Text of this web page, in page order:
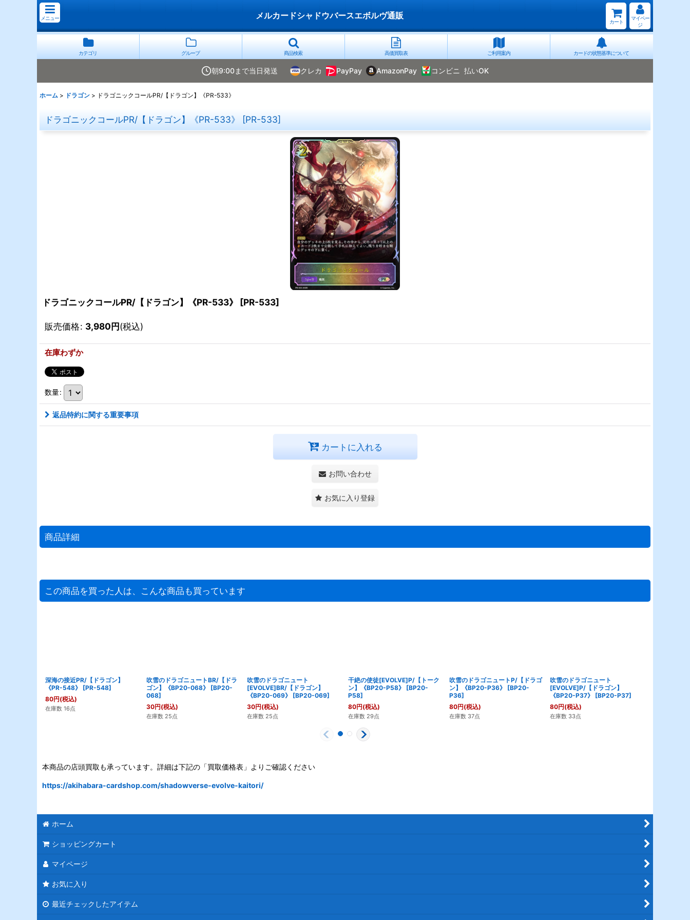
メニュー メルカードシャドウバースエボルヴ通販
カート
マイペー
ジ
カテゴリ グループ 商品検索 高価買取表 ご利用案内 カードの状態基準について
朝9:00まで当日発送 クレカ PayPay AmazonPay コンビニ 払いOK
ホーム > ドラゴン > ドラゴニックコールPR/【ドラゴン】《PR-533》
ドラゴニックコールPR/【ドラゴン】《PR-533》 [PR-533]
ドラゴニックコールPR/【ドラゴン】《PR-533》 [PR-533]
販売価格: 3,980円(税込)
在庫わずか
数量:
返品特約に関する重要事項
カートに入れる
お問い合わせ
お気に入り登録
商品詳細
この商品を買った人は、こんな商品も買っています
深海の接近PR/【ドラゴン】
《PR-548》
[PR-548]
80円(税込)
在庫数 16点
吹雪のドラゴニュートBR/【ドラ
ゴン】《BP20-068》
[BP20-
068]
30円(税込)
在庫数 25点
吹雪のドラゴニュート
[EVOLVE]BR/【ドラゴン】
《BP20-069》
[BP20-069]
30円(税込)
在庫数 25点
干絶の使徒[EVOLVE]P/【トーク
ン】《BP20-P58》
[BP20-
P58]
80円(税込)
在庫数 29点
吹雪のドラゴニュートP/【ドラゴ
ン】《BP20-P36》
[BP20-
P36]
80円(税込)
在庫数 37点
吹雪のドラゴニュート
[EVOLVE]P/【ドラゴン】
《BP20-P37》
[BP20-P37]
80円(税込)
在庫数 33点
本商品の店頭買取も承っています。詳細は下記の「買取価格表」よりご確認ください
https://akihabara-cardshop.com/shadowverse-evolve-kaitori/
ホーム
ショッピングカート
マイページ
お気に入り
最近チェックしたアイテム